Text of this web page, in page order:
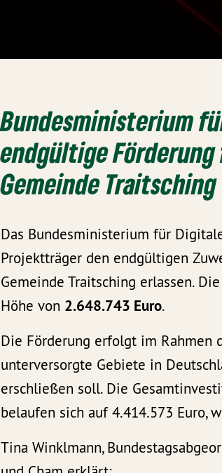
Bundesministerium
endgültige
Gemeinde Traitsching
Das Bundesministerium für
Projektträger den endgültigen
Gemeinde Traitsching erlassen.
Höhe von 2.648.743 Euro.
Die Förderung erfolgt im Rahmen
unterversorgte Gebiete in
erschließen soll. Die
belaufen sich auf 4.414.573 Euro,
Tina Winklmann,